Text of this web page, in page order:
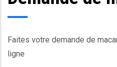
Faites votre demande de
ligne